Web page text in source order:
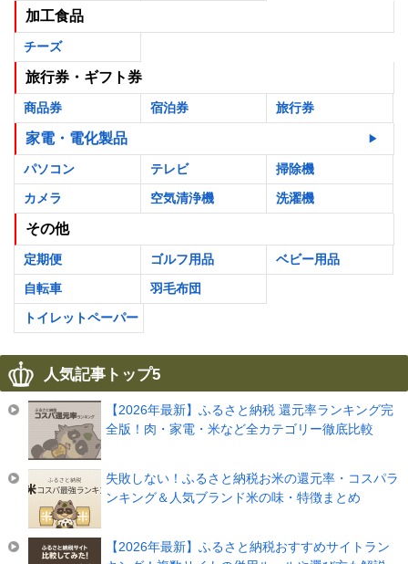
加工食品
チーズ
旅行券・ギフト券
商品券 宿泊券 旅行券
家電・電化製品
パソコン テレビ
掃除機
カメラ
空気清浄機 洗濯機
その他
定期便 ゴルフ用品
ベビー用品
自転車
羽毛布団
トイレットペーパー
人気記事トップ5
【2026年最新】ふるさと納税 還元率ランキング完
全版！肉・家電・米など全カテゴリー徹底比較
失敗しない！ふるさと納税お米の還元率・コスパラ
ンキング＆人気ブランド米の味・特徴まとめ
【2026年最新】ふるさと納税おすすめサイトラン